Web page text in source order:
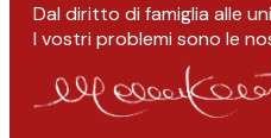
Dal diritto di famiglia alle
I vostri problemi sono le